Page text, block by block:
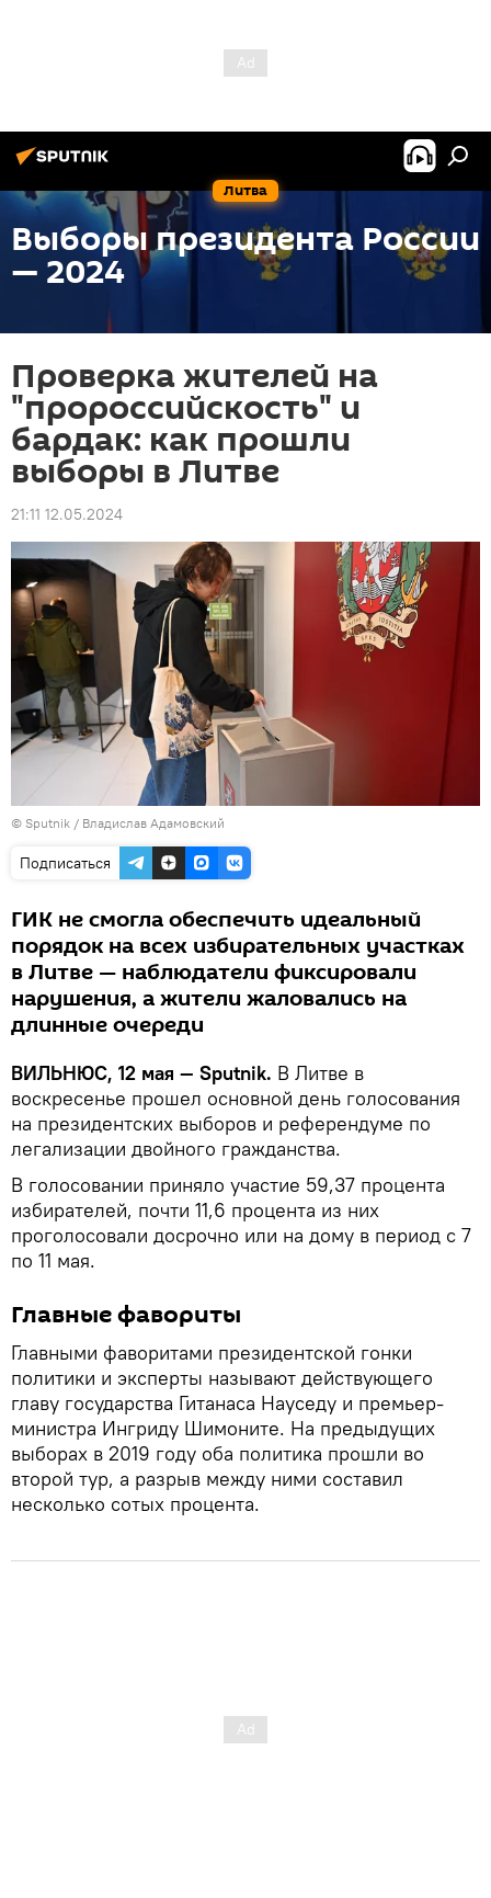
Литва
Выборы президента России
— 2024
Проверка жителей на
"пророссийскость" и
бардак: как прошли
выборы в Литве
21:11 12.05.2024
© Sputnik / Владислав Адамовский
Подписаться
ГИК не смогла обеспечить идеальный
порядок на всех избирательных участках
в Литве — наблюдатели фиксировали
нарушения, а жители жаловались на
длинные очереди
ВИЛЬНЮС, 12 мая — Sputnik. В Литве в
воскресенье прошел основной день голосования
на президентских выборов и референдуме по
легализации двойного гражданства.
В голосовании приняло участие 59,37 процента
избирателей, почти 11,6 процента из них
проголосовали досрочно или на дому в период с 7
по 11 мая.
Главные фавориты
Главными фаворитами президентской гонки
политики и эксперты называют действующего
главу государства Гитанаса Науседу и премьер-
министра Ингриду Шимоните. На предыдущих
выборах в 2019 году оба политика прошли во
второй тур, а разрыв между ними составил
несколько сотых процента.